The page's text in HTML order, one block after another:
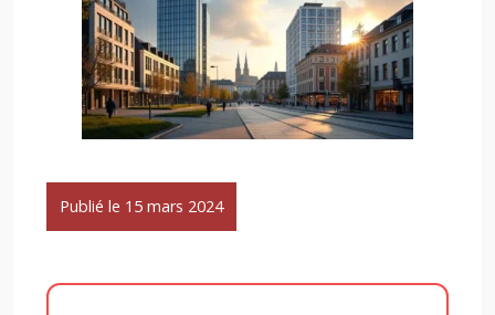
Publié le 15 mars 2024